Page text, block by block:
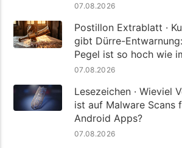
07.08.2026
Postillon Extrablatt ·
gibt Dürre-
Pegel ist so hoch wie
07.08.2026
Lesezeichen · Wieviel
ist auf Malware Scans
Android Apps?
07.08.2026